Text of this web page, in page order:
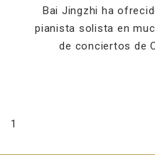
Bai Jingzhi ha
pianista solista en
de conciertos de
1